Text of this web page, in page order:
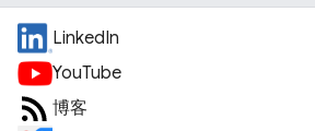
LinkedIn
YouTube
博客